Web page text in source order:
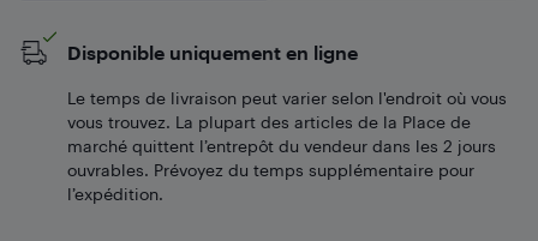
Disponible uniquement en ligne
Le temps de livraison peut varier selon l'endroit où vous
vous trouvez. La plupart des articles de la Place de
marché quittent l’entrepôt du vendeur dans les 2 jours
ouvrables. Prévoyez du temps supplémentaire pour
l’expédition.